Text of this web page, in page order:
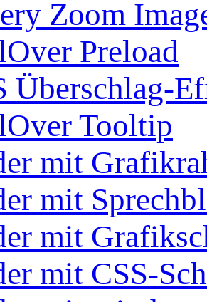
Zoom
Preload
Überschlag-
Tooltip
mit
mit
mit
mit CSS-